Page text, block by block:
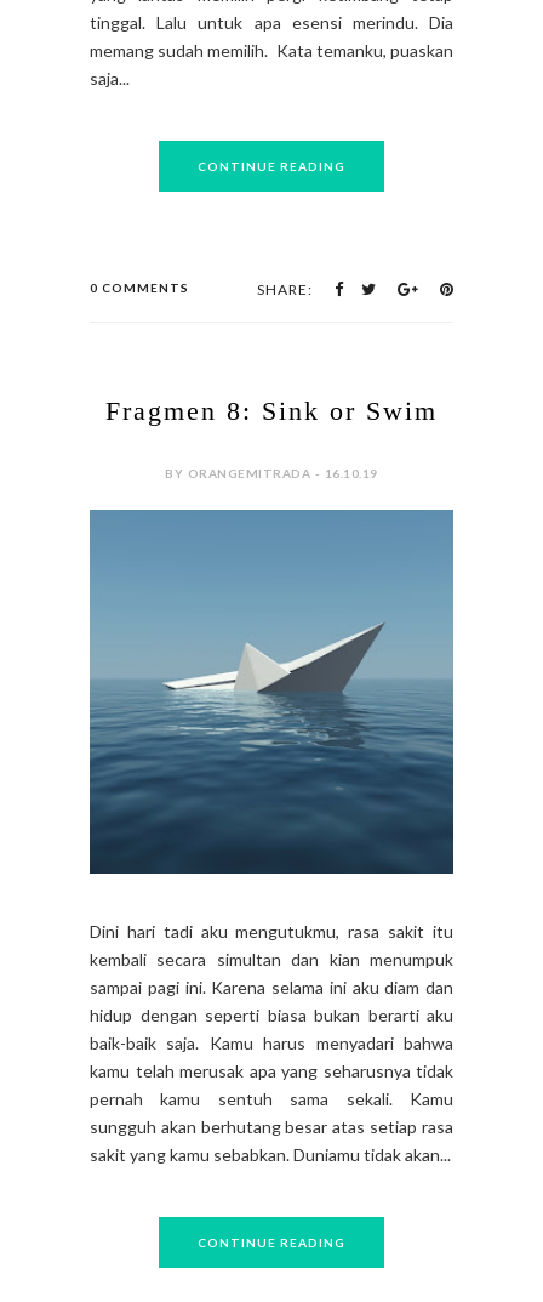
tinggal. Lalu untuk apa esensi merindu. Dia
memang sudah memilih. Kata temanku, puaskan
saja...
CONTINUE READING
0 COMMENTS SHARE:
Fragmen 8: Sink or Swim
BY ORANGEMITRADA - 16.10.19
Dini hari tadi aku mengutukmu, rasa sakit itu
kembali secara simultan dan kian menumpuk
sampai pagi ini. Karena selama ini aku diam dan
hidup dengan seperti biasa bukan berarti aku
baik-baik saja. Kamu harus menyadari bahwa
kamu telah merusak apa yang seharusnya tidak
pernah kamu sentuh sama sekali. Kamu
sungguh akan berhutang besar atas setiap rasa
sakit yang kamu sebabkan. Duniamu tidak akan...
CONTINUE READING